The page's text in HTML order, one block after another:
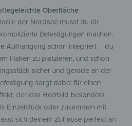
Oberfläche
der Nordsee musst du dir
Befestigungen machen.
Aufhängung schon integriert – du
Haken zu platzieren, und schon
sicher und gerade an der
sorgt dabei für einen
der das Holzbild besonders
Einzelstück oder zusammen mit
sich deinem Zuhause perfekt an